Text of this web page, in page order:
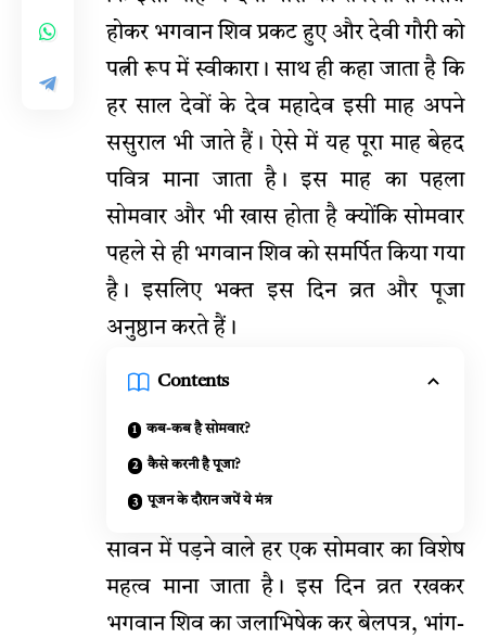
होकर भगवान शिव प्रकट हुए और देवी गौरी को
पत्नी रूप में स्वीकारा। साथ ही कहा जाता है कि
हर साल देवों के देव महादेव इसी माह अपने
ससुराल भी जाते हैं। ऐसे में यह पूरा माह बेहद
पवित्र माना जाता है। इस माह का पहला
सोमवार और भी खास होता है क्योंकि सोमवार
पहले से ही भगवान शिव को समर्पित किया गया
है। इसलिए भक्त इस दिन व्रत और पूजा
अनुष्ठान करते हैं।
Contents
कब-कब है सोमवार?
कैसे करनी है पूजा?
पूजन के दौरान जपें ये मंत्र
सावन में पड़ने वाले हर एक सोमवार का विशेष
महत्व माना जाता है। इस दिन व्रत रखकर
भगवान शिव का जलाभिषेक कर बेलपत्र, भांग-